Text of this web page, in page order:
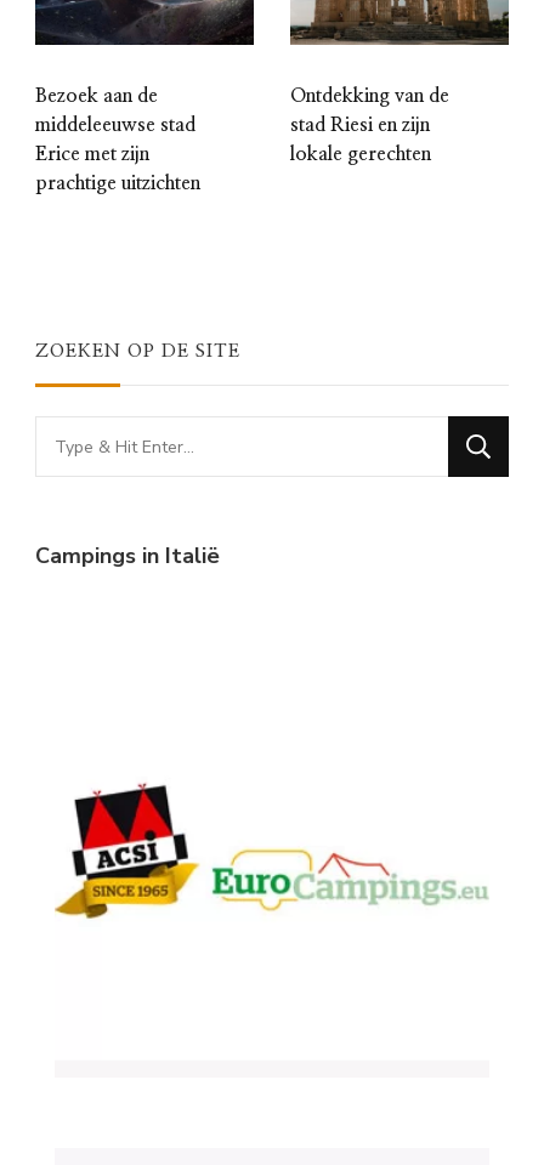
Bezoek aan de
middeleeuwse stad
Erice met zijn
prachtige uitzichten
Ontdekking van de
stad Riesi en zijn
lokale gerechten
ZOEKEN OP DE SITE
Looking
for
Campings in Italië